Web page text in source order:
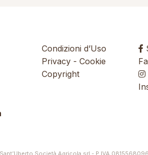
Condizioni d’Uso
Privacy - Cookie
Copyright
Società Agricola srl - P.IVA